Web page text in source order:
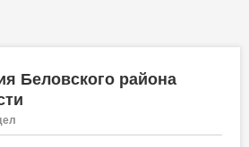
Беловского района